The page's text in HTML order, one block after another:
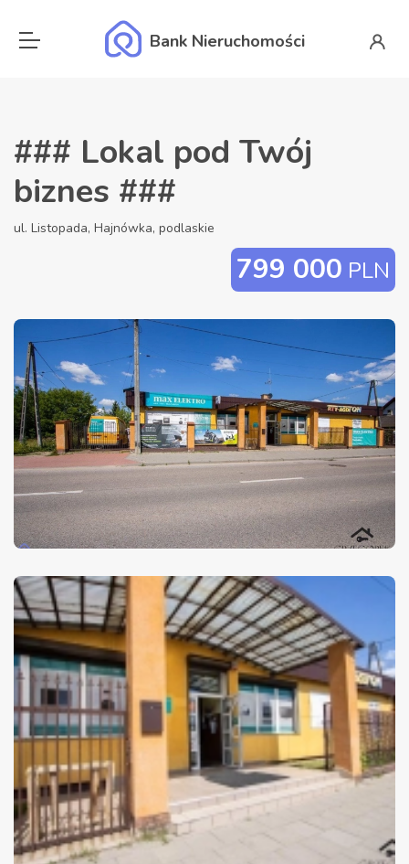
Bank Nieruchomości
### Lokal pod Twój
biznes ###
ul. Listopada, Hajnówka, podlaskie
799 000 PLN